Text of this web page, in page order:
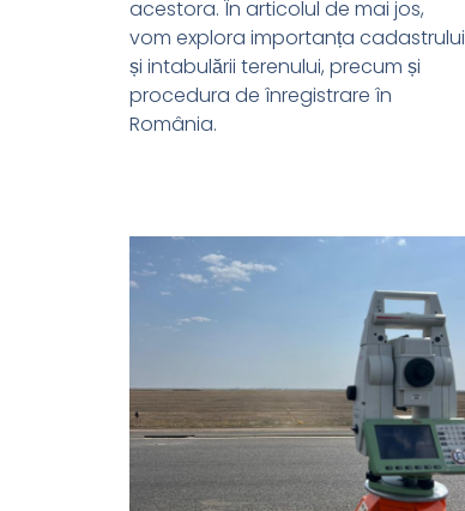
acestora. În articolul de mai jos,
vom explora importanța cadastrului
și intabulării terenului, precum și
procedura de înregistrare în
România.